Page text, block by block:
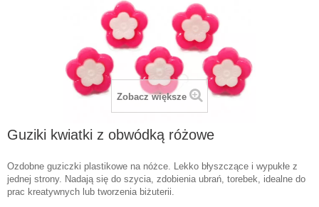
Zobacz większe
Guziki kwiatki z obwódką różowe
Ozdobne guziczki plastikowe na nóżce. Lekko błyszczące i wypukłe z
jednej strony. Nadają się do szycia, zdobienia ubrań, torebek, idealne do
prac kreatywnych lub tworzenia biżuterii.